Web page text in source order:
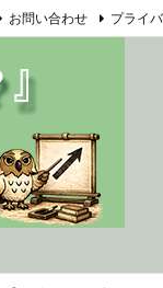
お問い合わせ プライ